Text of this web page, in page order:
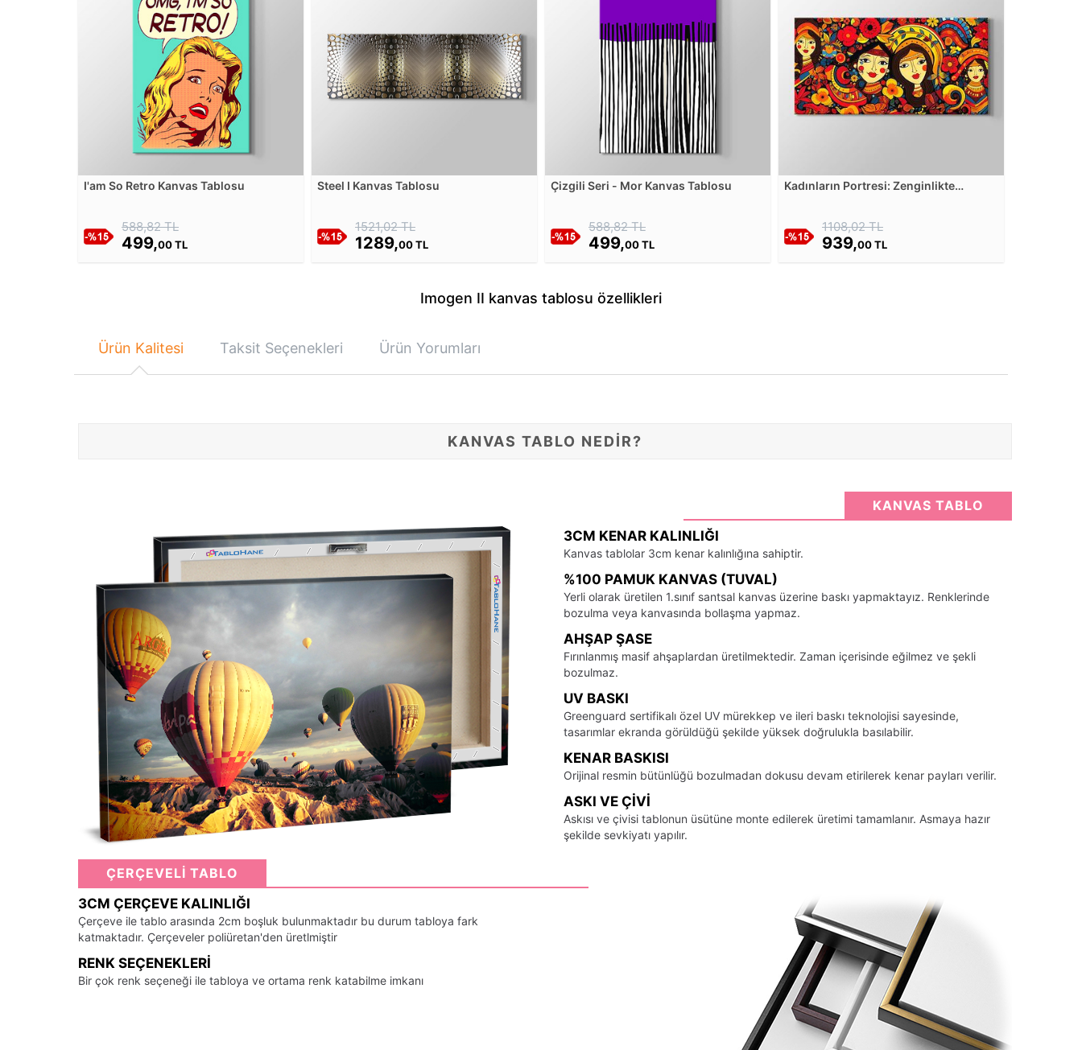
I'am So Retro Kanvas Tablosu
588,82 TL
499,00 TL
Steel I Kanvas Tablosu
1521,02 TL
1289,00 TL
Çizgili Seri - Mor Kanvas Tablosu
588,82 TL
499,00 TL
Kadınların Portresi: Zenginlikte
1108,02 TL
939,00 TL
Imogen II kanvas tablosu özellikleri
Ürün Kalitesi Taksit Seçenekleri Ürün Yorumları
KANVAS TABLO NEDİR?
KANVAS TABLO
3CM KENAR KALINLIĞI
Kanvas tablolar 3cm kenar kalınlığına sahiptir.
%100 PAMUK KANVAS (TUVAL)
Yerli olarak üretilen 1.sınıf santsal kanvas üzerine baskı yapmaktayız. Renklerinde
bozulma veya kanvasında bollaşma yapmaz.
AHŞAP ŞASE
Fırınlanmış masif ahşaplardan üretilmektedir. Zaman içerisinde eğilmez ve şekli
bozulmaz.
UV BASKI
Greenguard sertifikalı özel UV mürekkep ve ileri baskı teknolojisi sayesinde,
tasarımlar ekranda görüldüğü şekilde yüksek doğrulukla basılabilir.
KENAR BASKISI
Orijinal resmin bütünlüğü bozulmadan dokusu devam etirilerek kenar payları verilir.
ASKI VE ÇIVI
Askısı ve çivisi tablonun üsütüne monte edilerek üretimi tamamlanır. Asmaya hazır
şekilde sevkiyatı yapılır.
ÇERÇEVELİ TABLO
3CM ÇERÇEVE KALINLIĞI
Çerçeve ile tablo arasında 2cm boşluk bulunmaktadır bu durum tabloya fark
katmaktadır. Çerçeveler poliüretan'den üretlmiştir
RENK SEÇENEKLERI
Bir çok renk seçeneği ile tabloya ve ortama renk katabilme imkanı